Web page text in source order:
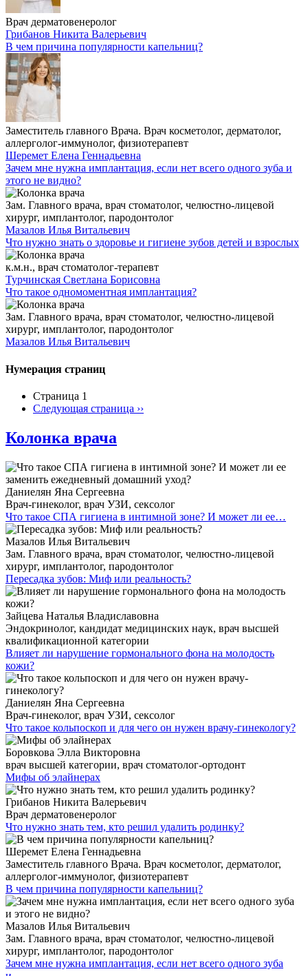
Врач дерматовенеролог
Грибанов Никита Валерьевич
В чем причина популярности капельниц?
Заместитель главного Врача. Врач косметолог, дерматолог,
аллерголог-иммунолог, физиотерапевт
Шеремет Елена Геннадьевна
Зачем мне нужна имплантация, если нет всего одного зуба и
этого не видно?
Зам. Главного врача, врач стоматолог, челюстно-лицевой
хирург, имплантолог, пародонтолог
Мазалов Илья Витальевич
Что нужно знать о здоровье и гигиене зубов детей и взрослых
к.м.н., врач стоматолог-терапевт
Турчинская Светлана Борисовна
Что такое одномоментная имплантация?
Зам. Главного врача, врач стоматолог, челюстно-лицевой
хирург, имплантолог, пародонтолог
Мазалов Илья Витальевич
Нумерация страниц
Страница 1
Следующая страница ››
Колонка врача
Даниелян Яна Сергеевна
Врач-гинеколог, врач УЗИ, сексолог
Что такое СПА гигиена в интимной зоне? И может ли ее…
Мазалов Илья Витальевич
Зам. Главного врача, врач стоматолог, челюстно-лицевой
хирург, имплантолог, пародонтолог
Пересадка зубов: Миф или реальность?
Зайцева Наталья Владиславовна
Эндокринолог, кандидат медицинских наук, врач высшей
квалификационной категории
Влияет ли нарушение гормонального фона на молодость
кожи?
Даниелян Яна Сергеевна
Врач-гинеколог, врач УЗИ, сексолог
Что такое кольпоскоп и для чего он нужен врачу-гинекологу?
Боровкова Элла Викторовна
врач высшей категории, врач стоматолог-ортодонт
Мифы об элайнерах
Грибанов Никита Валерьевич
Врач дерматовенеролог
Что нужно знать тем, кто решил удалить родинку?
Шеремет Елена Геннадьевна
Заместитель главного Врача. Врач косметолог, дерматолог,
аллерголог-иммунолог, физиотерапевт
В чем причина популярности капельниц?
Мазалов Илья Витальевич
Зам. Главного врача, врач стоматолог, челюстно-лицевой
хирург, имплантолог, пародонтолог
Зачем мне нужна имплантация, если нет всего одного зуба